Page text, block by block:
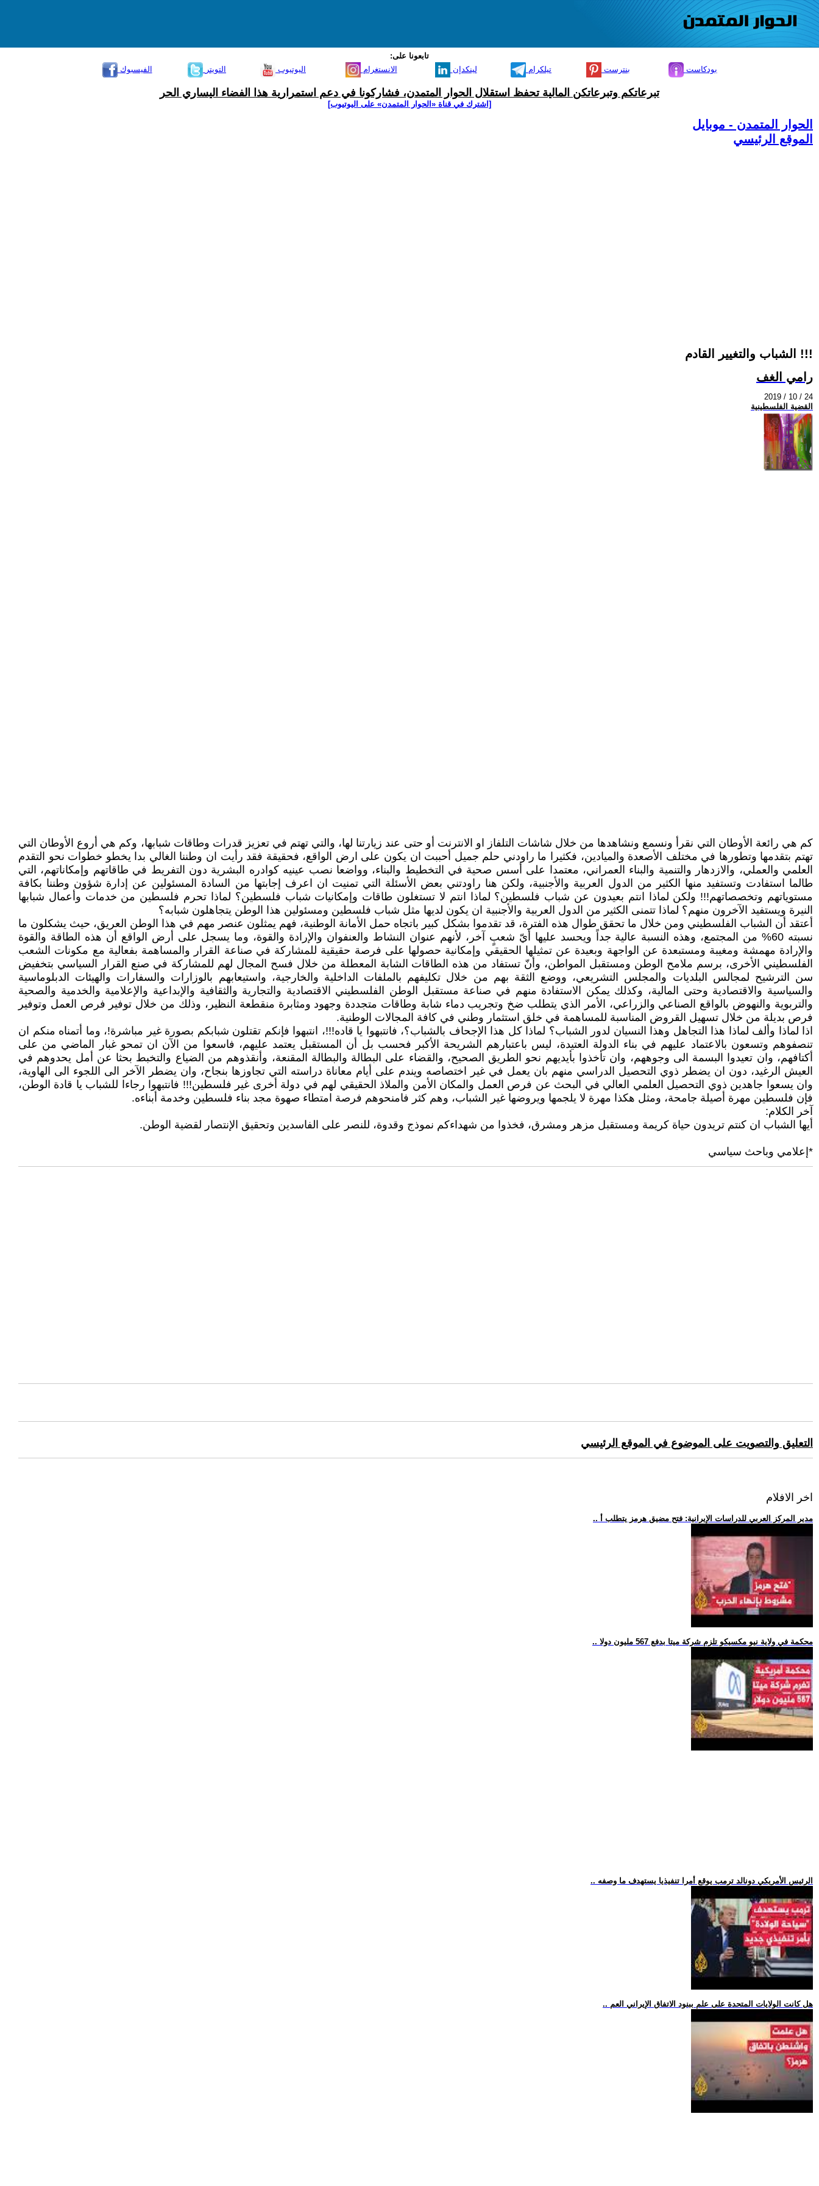
تابعونا على:
الفيسبوك
التويتر اليوتيوب الانستغرام لينكدإن تيلكرام بنترست بودكاست
تبرعاتكم وتبرعاتكن المالية تحفظ استقلال الحوار المتمدن، فشاركونا في دعم استمرارية هذا الفضاء اليساري الحر
[اشترك في قناة ‫«الحوار المتمدن» على اليوتيوب]
الحوار المتمدن - موبايل
الموقع الرئيسي
الشباب والتغيير القادم !!!
رامي الغف
2019 / 10 / 24
القضية الفلسطينية
كم هي رائعة الأوطان التي نقرأ ونسمع ونشاهدها من خلال شاشات التلفاز او الانترنت أو حتى عند زيارتنا لها، والتي تهتم في تعزيز قدرات وطاقات شبابها، وكم هي أروع الأوطان التي
تهتم بتقدمها وتطورها في مختلف الأصعدة والميادين، فكثيرا ما راودني حلم جميل أحببت ان يكون على ارض الواقع، فحقيقة فقد رأيت ان وطننا الغالي بدا يخطو خطوات نحو التقدم
العلمي والعملي، والازدهار والتنمية والبناء العمراني، معتمدا على أسس صحية في التخطيط والبناء، وواضعا نصب عينيه كوادره البشرية دون التفريط في طاقاتهم وإمكاناتهم، التي
طالما استفادت وتستفيد منها الكثير من الدول العربية والأجنبية، ولكن هنا راودتني بعض الأسئلة التي تمنيت ان اعرف إجابتها من السادة المسئولين عن إدارة شؤون وطننا بكافة
مستوياتهم وتخصصاتهم!!! ولكن لماذا انتم بعيدون عن شباب فلسطين؟ لماذا انتم لا تستغلون طاقات وإمكانيات شباب فلسطين؟ لماذا تحرم فلسطين من خدمات وأعمال شبابها
النيرة ويستفيد الآخرون منهم؟ لماذا تتمنى الكثير من الدول العربية والأجنبية ان يكون لديها مثل شباب فلسطين ومسئولين هذا الوطن يتجاهلون شبابه؟
أعتقد أن الشباب الفلسطيني ومن خلال ما تحقق طوال هذه الفترة، قد تقدموا بشكل كبير باتجاه حمل الأمانة الوطنية، فهم يمثلون عنصر مهم في هذا الوطن العريق، حيث يشكلون ما
نسبته 60% من المجتمع، وهذه النسبة عالية جداً ويحسد عليها أيّ شعبٍ آخر، لأنهم عنوان النشاط والعنفوان والإرادة والقوة، وما يسجل على أرض الواقع أن هذه الطاقة والقوة
والإرادة مهمشة ومغيبة ومستبعدة عن الواجهة وبعيدة عن تمثيلها الحقيقي وإمكانية حصولها على فرصة حقيقية للمشاركة في صناعة القرار والمساهمة بفعالية مع مكونات الشعب
الفلسطيني الأخرى، برسم ملامح الوطن ومستقبل المواطن، وأنّ تستفاد من هذه الطاقات الشابة المعطلة من خلال فسح المجال لهم للمشاركة في صنع القرار السياسي بتخفيض
سن الترشيح لمجالس البلديات والمجلس التشريعي، ووضع الثقة بهم من خلال تكليفهم بالملفات الداخلية والخارجية، واستيعابهم بالوزارات والسفارات والهيئات الدبلوماسية
والسياسية والاقتصادية وحتى المالية، وكذلك يمكن الاستفادة منهم في صناعة مستقبل الوطن الفلسطيني الاقتصادية والتجارية والثقافية والإبداعية والإعلامية والخدمية والصحية
والتربوية والنهوض بالواقع الصناعي والزراعي، الأمر الذي يتطلب ضخ وتجريب دماء شابة وطاقات متجددة وجهود ومثابرة منقطعة النظير، وذلك من خلال توفير فرص العمل وتوفير
فرص بديلة من خلال تسهيل القروض المناسبة للمساهمة في خلق استثمار وطني في كافة المجالات الوطنية.
اذا لماذا وألف لماذا هذا التجاهل وهذا النسيان لدور الشباب؟ لماذا كل هذا الإجحاف بالشباب؟، فانتبهوا يا قاده!!!، انتبهوا فإنكم تقتلون شبابكم بصورة غير مباشرة!، وما أتمناه منكم ان
تنصفوهم وتسعون بالاعتماد عليهم في بناء الدولة العتيدة، ليس باعتبارهم الشريحة الأكبر فحسب بل أن المستقبل يعتمد عليهم، فاسعوا من الآن ان تمحو غبار الماضي من على
أكتافهم، وان تعيدوا البسمة الى وجوههم، وان تأخذوا بأيديهم نحو الطريق الصحيح، والقضاء على البطالة والبطالة المقنعة، وأنقذوهم من الضياع والتخبط بحثا عن أمل يحدوهم في
العيش الرغيد، دون ان يضطر ذوي التحصيل الدراسي منهم بان يعمل في غير اختصاصه ويندم على أيام معاناة دراسته التي تجاوزها بنجاح، وان يضطر الآخر الى اللجوء الى الهاوية،
وان يسعوا جاهدين ذوي التحصيل العلمي العالي في البحث عن فرص العمل والمكان الأمن والملاذ الحقيقي لهم في دولة أخرى غير فلسطين!!! فانتبهوا رجاءا للشباب يا قادة الوطن،
فإن فلسطين مهرة أصيلة جامحة، ومثل هكذا مهرة لا يلجمها ويروضها غير الشباب، وهم كثر فامنحوهم فرصة امتطاء صهوة مجد بناء فلسطين وخدمة أبناءه.
آخر الكلام:
أيها الشباب ان كنتم تريدون حياة كريمة ومستقبل مزهر ومشرق، فخذوا من شهداءكم نموذج وقدوة، للنصر على الفاسدين وتحقيق الإنتصار لقضية الوطن.
*إعلامي وباحث سياسي
التعليق والتصويت على الموضوع في الموقع الرئيسي
اخر الافلام
.. مدير المركز العربي للدراسات الإيرانية: فتح مضيق هرمز يتطلب أ
.. محكمة في ولاية نيو مكسيكو تلزم شركة ميتا بدفع 567 مليون دولا
.. الرئيس الأمريكي دونالد ترمب يوقع أمرا تنفيذيا يستهدف ما وصفه
.. هل كانت الولايات المتحدة على علم ببنود الاتفاق الإيراني العم